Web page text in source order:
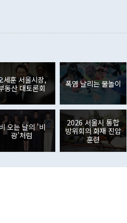
평화와 안정에 플러스냐, 결론적
관이 언급한 '4자 회담'에 대해 "이상
리는 '동방경제포럼(EEF)'을 언급하
다"고 발언한 데 대해서도 조 장관
거기까지 진도가 나가지 않았다"고
상과 설명은 정부 내 조율을 거치지
표현 대체와 국호 사용, 9·19 군
장관이 결정할 사안이 아니어서 월
은 정 장관의 업무보고를 듣고 난
난 건 아니다"라고 재차 확인했다. 정
은 대부분 국가안전보장회의(NSC)
개인적 생각에 가깝다"며 "안보 관
닌 사안을 추진하겠다고 업무보고를
가 나서야 한다'고 주장한 것은 심각
월 흑자에서 4억4000만달러 적자
을 중심으로 32억7000만달러 흑자
당에 따른 기저효과로 배당지급이
어선 것이다. 직접투자에서는 내국
국인의 국내투자가 46억3000만달러
의 국내 주식 매도세가 이어졌다. 외
등의 영향으로 316억1000만달러
이어 역대 최대 순매도 기록을 다시
계국채지수(WGBI) 자금 유입에도
줄어든 52억9000만달러를 기록했
중심으로 35억6000만달러 증가했
세훈 서울시장,
동산 대토론회
폭염 날리는 물놀이
오는 날의 '비
광'처럼
2026 서울시 통합
방위회의 화재 진압
훈련